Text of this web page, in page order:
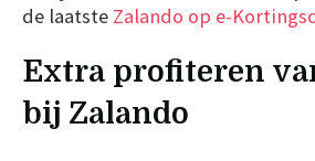
de laatste Zalando op e-
Extra profiteren
bij Zalando